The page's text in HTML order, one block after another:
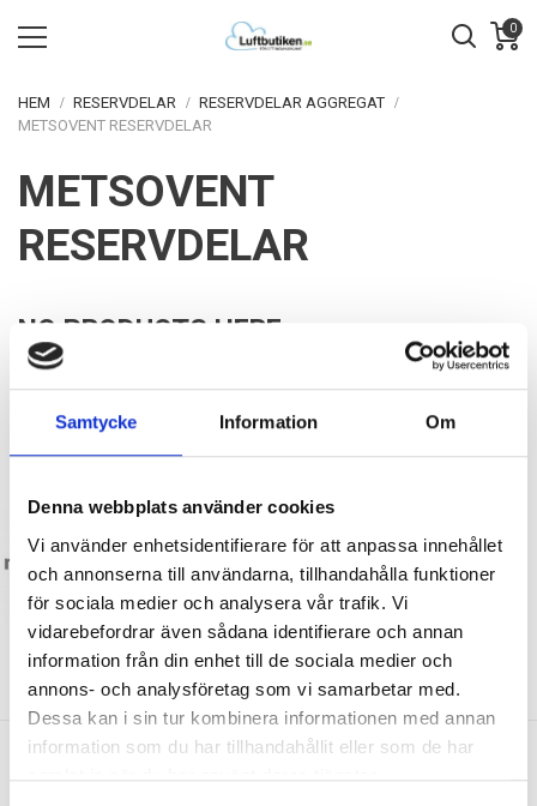
Samtycke Information Om
Denna webbplats använder cookies
Vi använder enhetsidentifierare för att anpassa innehållet
och annonserna till användarna, tillhandahålla funktioner
för sociala medier och analysera vår trafik. Vi
vidarebefordrar även sådana identifierare och annan
information från din enhet till de sociala medier och
annons- och analysföretag som vi samarbetar med.
Dessa kan i sin tur kombinera informationen med annan
information som du har tillhandahållit eller som de har
samlat in när du har använt deras tjänster.
0
HEM RESERVDELAR
RESERVDELAR AGGREGAT
METSOVENT RESERVDELAR
METSOVENT
RESERVDELAR
NO PRODUCTS HERE
Sorry for the inconvenience.
Reservdelar och filter till Metsovent aggregat.
Här hittar du reservdelar och filter till Metsovent ftx aggregat.